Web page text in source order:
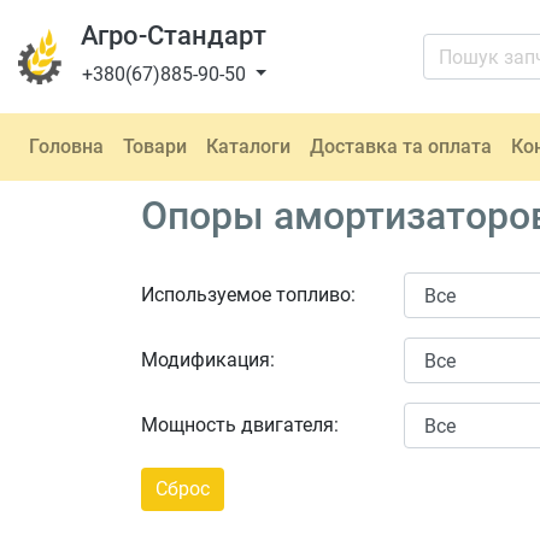
Агро-Стандарт
+380(67)885-90-50
Головна Товари Каталоги Доставка та оплата
Опоры
Используемое топливо:
Модификация:
Мощность двигателя: